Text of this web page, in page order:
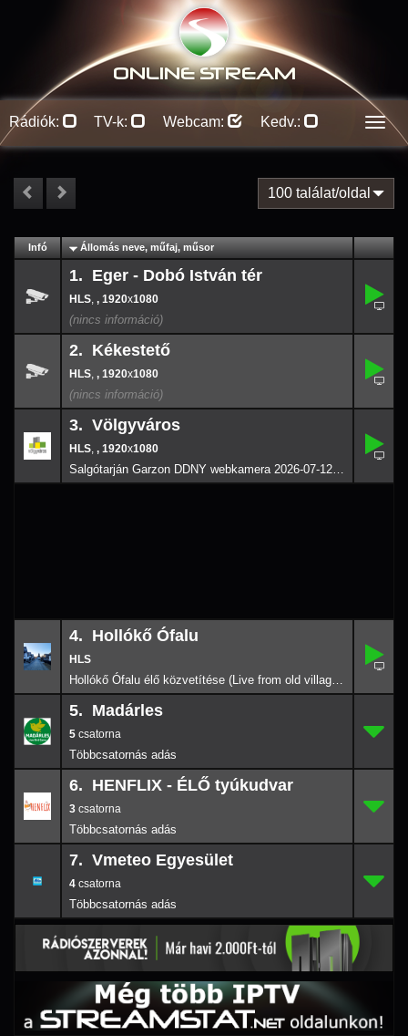
ONLINE STREAM
Rádiók: TV-k: Webcam: Kedv.:
100 találat/oldal
Infó Lejátszás
Állomás neve, műfaj, műsor
1. Eger - Dobó István tér
, , 1920x1080
,
1920x
2. Kékestető
, , 1920x1080
,
1920x
3. Völgyváros
, , 1920x1080
Salgótarján Garzon DDNY webkamera 2026-07-12 13:00
,
1920x
4.
4. Hollókő Ófalu
Hollókő Ófalu élő közvetítése (Live from old village of Hollókő) 2026-08-03 21:59
5.
5. Madárles
5
6.
6. HENFLIX - ÉLŐ tyúkudvar
3
7. Vmeteo Egyesület
4